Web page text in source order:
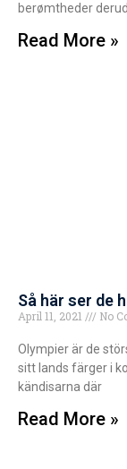
berømtheder
Read More »
Så här ser de
April 11, 2021 No
Olympier är de
sitt lands färger i
kändisarna där
Read More »